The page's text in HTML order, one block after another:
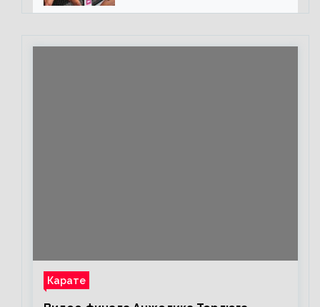
каждом бою, а Конор умеет
Карате